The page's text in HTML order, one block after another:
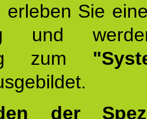
erleben Sie
und
zum
der